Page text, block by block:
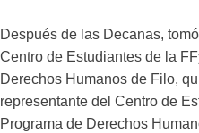
Después de las Decanas,
Centro de Estudiantes de la
Derechos Humanos de Filo,
representante del Centro de
Programa de Derechos